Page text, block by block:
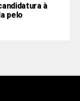
à
pelo